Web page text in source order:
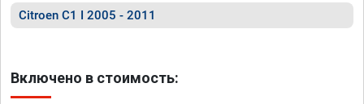
Citroen C1 I 2005 - 2011
Включено в стоимость: